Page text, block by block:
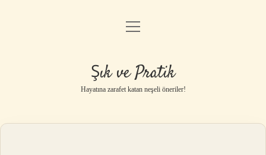
Anasayfa
Yasal Uyarı
menüyü
Şık ve Pratik
Hayatına zarafet katan neşeli öneriler!